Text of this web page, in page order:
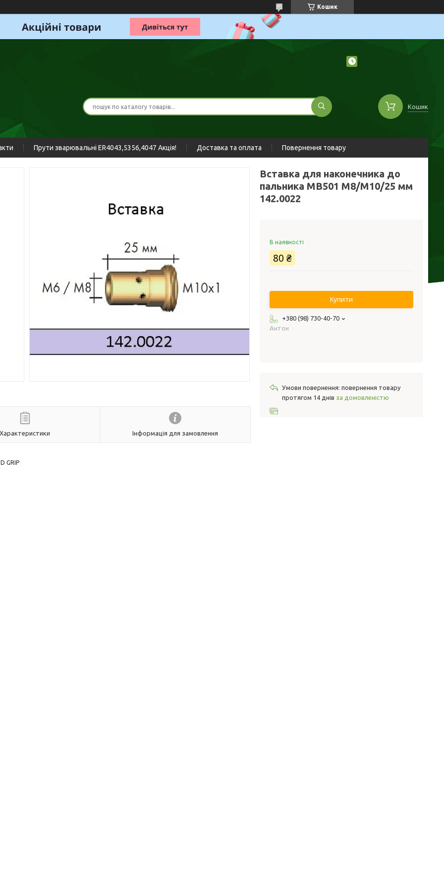
Кошик
Кошик
Прути зварювальні ER4043,5356,4047 Акція! Доставка та оплата Повернення товару
Характеристики Інформація для замовлення
GRIP
Вставка для наконечника до
пальника MB501 М8/М10/25 мм
142.0022
В наявності
80 ₴
Купити
+380 (98) 730-40-70
Антон
повернення товару
протягом 14 днів за домовленістю